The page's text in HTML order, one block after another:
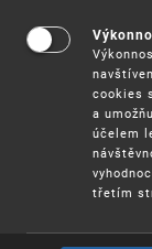
Užitné
Ochranné
cookies
a
účelem
třetím